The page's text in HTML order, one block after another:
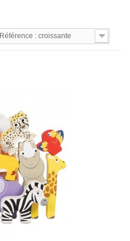
Référence : croissante